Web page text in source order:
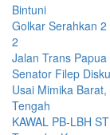
Bintuni
Golkar Serahkan
2
Jalan Trans
Senator Filep
Usai Mimika
Tengah
KAWAL PB-LBH